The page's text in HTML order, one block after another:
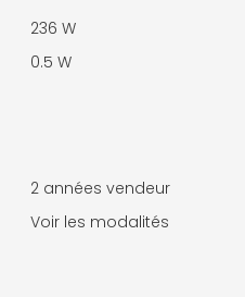
236 W
0.5 W
2 années vendeur
Voir les modalités